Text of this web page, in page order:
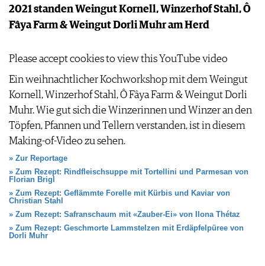
WEINSUCHE
NEWSLETTER
WERBUNG
PRESSE
IMPRESSUM
AGB & DATENSCHUTZ
FAQ
2021 standen Weingut Kornell, Winzerhof Stahl, Ô
Fâya Farm & Weingut Dorli Muhr am Herd
Please accept cookies to view this YouTube video
Ein weihnachtlicher Kochworkshop mit dem Weingut
Kornell, Winzerhof Stahl, Ô Fâya Farm & Weingut Dorli
Muhr. Wie gut sich die Winzerinnen und Winzer an den
Töpfen, Pfannen und Tellern verstanden, ist in diesem
Making-of-Video zu sehen.
» Zur Reportage
» Zum Rezept: Rindfleischsuppe mit Tortellini und Parmesan von
Florian Brigl
» Zum Rezept: Geflämmte Forelle mit Kürbis und Kaviar von
Christian Stahl
» Zum Rezept: Safranschaum mit «Zauber-Ei» von Ilona Thétaz
» Zum Rezept: Geschmorte Lammstelzen mit Erdäpfelpüree von
Dorli Muhr